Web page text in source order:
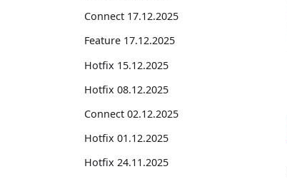
Connect 17.12.2025
Feature 17.12.2025
Hotfix 15.12.2025
Hotfix 08.12.2025
Connect 02.12.2025
Hotfix 01.12.2025
Hotfix 24.11.2025